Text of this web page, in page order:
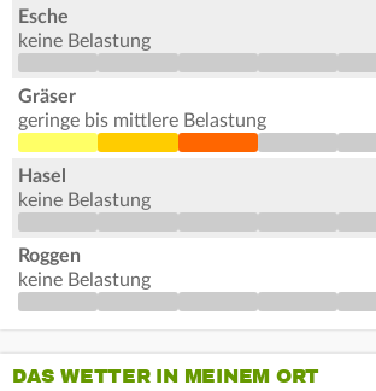
Esche
keine Belastung
Gräser
geringe bis mittlere Belastung
Hasel
keine Belastung
Roggen
keine Belastung
DAS WETTER IN MEINEM ORT